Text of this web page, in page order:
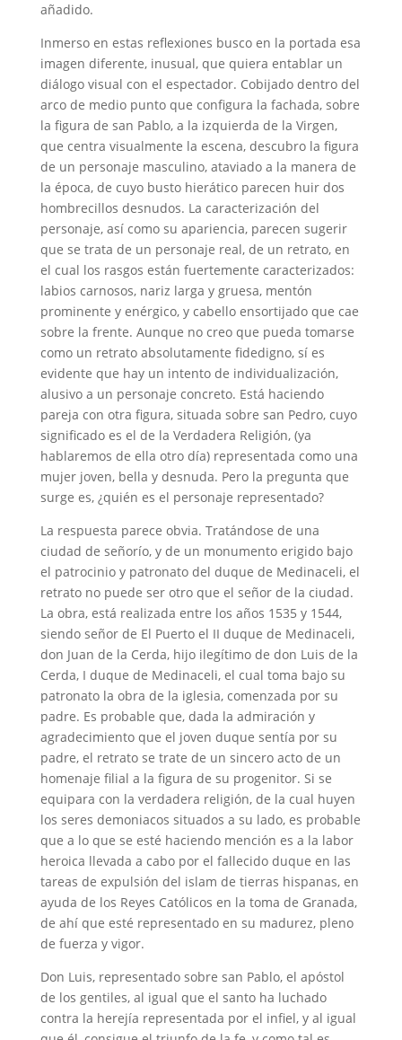
añadido.
Inmerso en estas reflexiones busco en la portada esa
imagen diferente, inusual, que quiera entablar un
diálogo visual con el espectador. Cobijado dentro del
arco de medio punto que configura la fachada, sobre
la figura de san Pablo, a la izquierda de la Virgen,
que centra visualmente la escena, descubro la figura
de un personaje masculino, ataviado a la manera de
la época, de cuyo busto hierático parecen huir dos
hombrecillos desnudos. La caracterización del
personaje, así como su apariencia, parecen sugerir
que se trata de un personaje real, de un retrato, en
el cual los rasgos están fuertemente caracterizados:
labios carnosos, nariz larga y gruesa, mentón
prominente y enérgico, y cabello ensortijado que cae
sobre la frente. Aunque no creo que pueda tomarse
como un retrato absolutamente fidedigno, sí es
evidente que hay un intento de individualización,
alusivo a un personaje concreto. Está haciendo
pareja con otra figura, situada sobre san Pedro, cuyo
significado es el de la Verdadera Religión, (ya
hablaremos de ella otro día) representada como una
mujer joven, bella y desnuda. Pero la pregunta que
surge es, ¿quién es el personaje representado?
La respuesta parece obvia. Tratándose de una
ciudad de señorío, y de un monumento erigido bajo
el patrocinio y patronato del duque de Medinaceli, el
retrato no puede ser otro que el señor de la ciudad.
La obra, está realizada entre los años 1535 y 1544,
siendo señor de El Puerto el II duque de Medinaceli,
don Juan de la Cerda, hijo ilegítimo de don Luis de la
Cerda, I duque de Medinaceli, el cual toma bajo su
patronato la obra de la iglesia, comenzada por su
padre. Es probable que, dada la admiración y
agradecimiento que el joven duque sentía por su
padre, el retrato se trate de un sincero acto de un
homenaje filial a la figura de su progenitor. Si se
equipara con la verdadera religión, de la cual huyen
los seres demoniacos situados a su lado, es probable
que a lo que se esté haciendo mención es a la labor
heroica llevada a cabo por el fallecido duque en las
tareas de expulsión del islam de tierras hispanas, en
ayuda de los Reyes Católicos en la toma de Granada,
de ahí que esté representado en su madurez, pleno
de fuerza y vigor.
Don Luis, representado sobre san Pablo, el apóstol
de los gentiles, al igual que el santo ha luchado
contra la herejía representada por el infiel, y al igual